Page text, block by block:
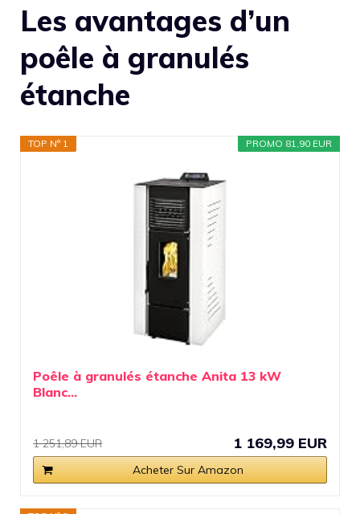
Les avantages d’un
poêle à granulés
étanche
PROMO 81,90 EUR
TOP N° 1
Poêle à granulés étanche Anita 13 kW
Blanc...
1 251,89 EUR 1 169,99 EUR
Acheter Sur Amazon